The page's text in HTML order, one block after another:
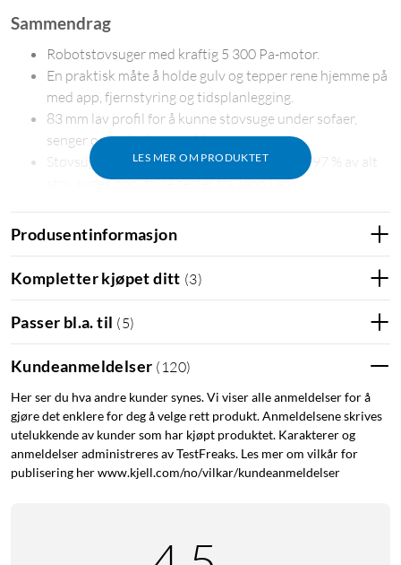
LES MER OM PRODUKTET
Sammendrag
Robotstøvsuger med kraftig 5 300 Pa-motor.
En praktisk måte å holde gulv og tepper rene hjemme på
med app, fjernstyring og tidsplanlegging.
83 mm lav profil for å kunne støvsuge under sofaer,
senger og andre lave møbler.
Støvsuger gulv og tepper i dybden, mer enn 97 % av alt
støv suges opp ifølge tester fra Tapo Labs.
Lader seg automatisk i basestasjonen når batteriet
begynner å gå tomt.
Bruker avansert LIDAR+IMU-navigering for kartlegging
og navigering.
Støtte for kartlegging av flere etasjer.
glipp av områder og flekker (mesh grid-teknologi).
Basestasjonen har en 3-liters støvsugerpose – varer i
opptil to måneder.
Kjører rundt gjenstander på gulvet og unngår å falle ned
trapper.
Kan styres med stemmen via Amazon Alexa eller Google
Kraftig sugeevne for dyprengjøring
Produsentinformasjon
Kompletter kjøpet ditt (3)
Passer bl.a. til (5)
Kundeanmeldelser ( 120)
Her ser du hva andre kunder synes. Vi viser alle anmeldelser for å
gjøre det enklere for deg å velge rett produkt. Anmeldelsene skrives
utelukkende av kunder som har kjøpt produktet. Karakterer og
anmeldelser administreres av TestFreaks. Les mer om vilkår for
publisering her www.kjell.com/no/vilkar/kundeanmeldelser